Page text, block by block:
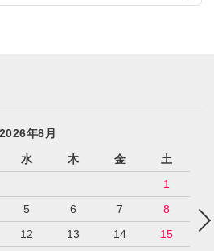
2026年8月
水 木 金
土
1
5 6 7
8
12 13 14
15